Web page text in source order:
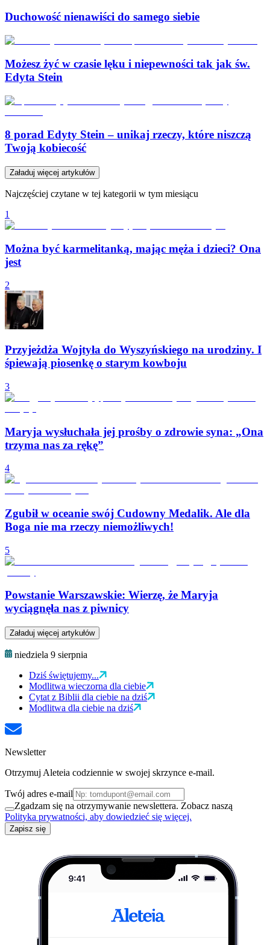
Duchowość nienawiści do samego siebie
Możesz żyć w czasie lęku i niepewności tak jak św.
Edyta Stein
8 porad Edyty Stein – unikaj rzeczy, które niszczą
Twoją kobiecość
Załaduj więcej artykułów
Najczęściej czytane w tej kategorii w tym miesiącu
1
Można być karmelitanką, mając męża i dzieci? Ona
jest
2
Przyjeżdża Wojtyła do Wyszyńskiego na urodziny. I
śpiewają piosenkę o starym kowboju
3
Maryja wysłuchała jej prośby o zdrowie syna: „Ona
trzyma nas za rękę”
4
Zgubił w oceanie swój Cudowny Medalik. Ale dla
Boga nie ma rzeczy niemożliwych!
5
Powstanie Warszawskie: Wierzę, że Maryja
wyciągnęła nas z piwnicy
Załaduj więcej artykułów
niedziela 9 sierpnia
Dziś świętujemy...
Modlitwa wieczorna dla ciebie
Cytat z Biblii dla ciebie na dziś
Modlitwa dla ciebie na dziś
Newsletter
Otrzymuj Aleteia codziennie w swojej skrzynce e-mail.
Twój adres e-mail
Zgadzam się na otrzymywanie newslettera. Zobacz naszą
Polityka prywatności, aby dowiedzieć się więcej.
Zapisz się